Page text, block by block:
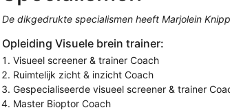
De dikgedrukte specialismen heeft Marjolein
Opleiding Visuele brein trainer:
Visueel screener & trainer Coach
Ruimtelijk zicht & inzicht Coach
Gespecialiseerde visueel screener & trainer
Master Bioptor Coach